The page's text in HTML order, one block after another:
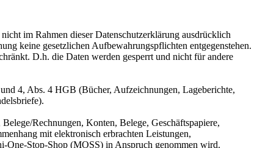
im Rahmen dieser Datenschutzerklärung ausdrücklich
keine gesetzlichen Aufbewahrungspflichten entgegenstehen.
D.h. die Daten werden gesperrt und nicht für andere
4, Abs. 4 HGB (Bücher, Aufzeichnungen, Lageberichte,
Rechnungen, Konten, Belege, Geschäftspapiere,
mit elektronisch erbrachten Leistungen,
One-Stop-Shop (MOSS) in Anspruch genommen wird.